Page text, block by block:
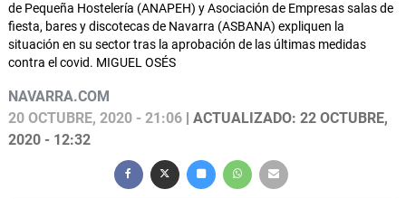
de Pequeña Hostelería (ANAPEH) y Asociación de Empresas salas de
fiesta, bares y discotecas de Navarra (ASBANA) expliquen la
situación en su sector tras la aprobación de las últimas medidas
contra el covid. MIGUEL OSÉS
NAVARRA.COM
20 OCTUBRE, 2020 - 21:06 | ACTUALIZADO: 22 OCTUBRE,
2020 - 12:32